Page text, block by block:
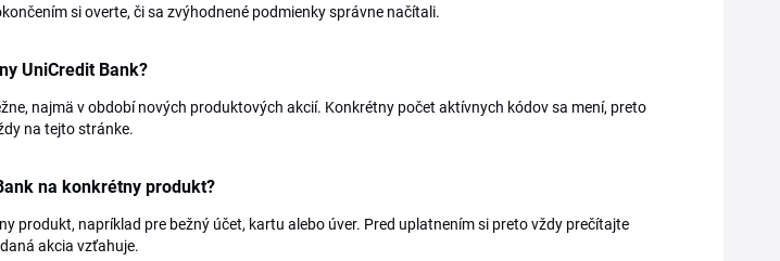
si overte, či sa zvýhodnené podmienky správne načítali.
UniCredit Bank?
najmä v období nových produktových akcií. Konkrétny počet aktívnych kódov sa mení, preto
na tejto stránke.
na konkrétny produkt?
produkt, napríklad pre bežný účet, kartu alebo úver. Pred uplatnením si preto vždy prečítajte
akcia vzťahuje.